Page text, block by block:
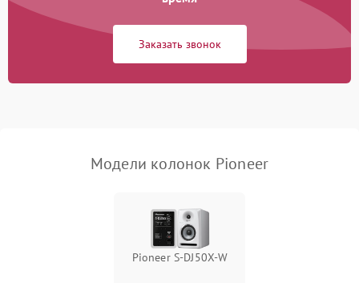
Заказать звонок
Модели колонок Pioneer
Pioneer S-DJ50X-W